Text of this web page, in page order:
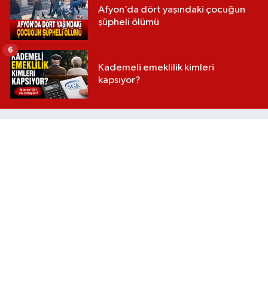
Afyon’da dört yaşındaki çocuğun
şüpheli ölümü
Kademeli emeklilik kimleri
kapsıyor?
6